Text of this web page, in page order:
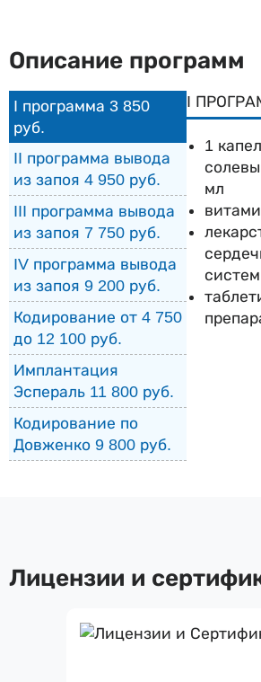
Описание программ
I программа 3 850
руб.
II программа вывода
из запоя 4 950 руб.
III программа вывода
из запоя 7 750 руб.
IV программа вывода
из запоя 9 200 руб.
Кодирование от 4 750
до 12 100 руб.
Имплантация
Эспераль 11 800 руб.
Кодирование по
Довженко 9 800 руб.
I
1
мл
Лицензии и